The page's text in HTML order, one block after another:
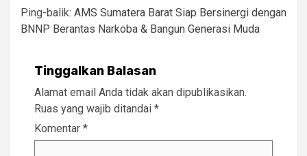
Ping-balik: AMS Sumatera Barat Siap Bersinergi dengan
BNNP Berantas Narkoba & Bangun Generasi Muda
Tinggalkan Balasan
Alamat email Anda tidak akan dipublikasikan.
Ruas yang wajib ditandai *
Komentar *